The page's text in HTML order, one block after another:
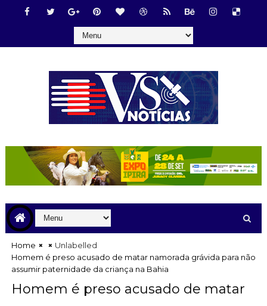
Home
Unlabelled
Homem é preso acusado de matar namorada grávida para não
assumir paternidade da criança na Bahia
Homem é preso acusado de matar